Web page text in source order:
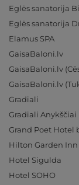
Eglės sanatorija
Eglės sanatorija
Elamus SPA
GaisaBaloni.lv
GaisaBaloni.lv
GaisaBaloni.lv
Gradiali
Gradiali Anykščiai
Grand Poet Hotel
Hilton Garden Inn
Hotel Sigulda
Hotel SOHO